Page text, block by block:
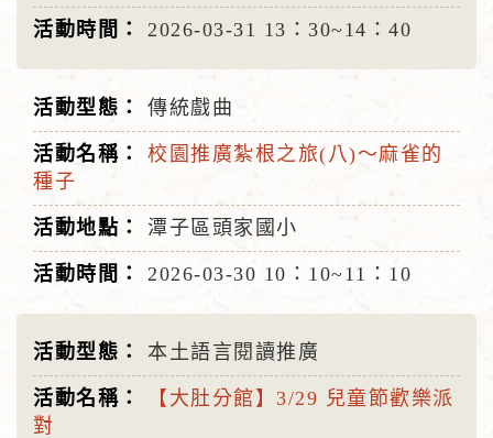
2026-03-31 13：30~14：40
傳統戲曲
校園推廣紮根之旅(八)～麻雀的
種子
潭子區頭家國小
2026-03-30 10：10~11：10
本土語言閱讀推廣
【大肚分館】3/29 兒童節歡樂派
對